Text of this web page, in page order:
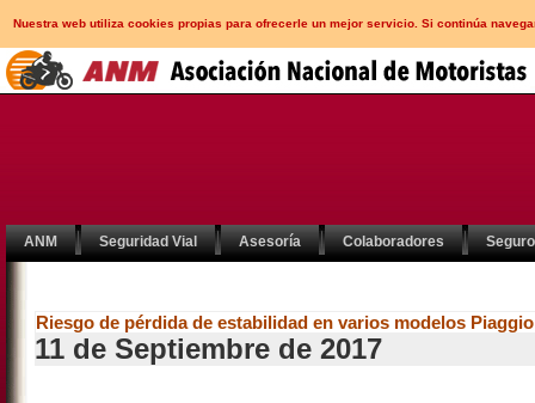
Nuestra web utiliza cookies propias para ofrecerle un mejor servicio. Si continúa
ANM Seguridad Vial Asesoría Colaboradores
Riesgo de pérdida de estabilidad en varios modelos Piaggio
11 de Septiembre de 2017